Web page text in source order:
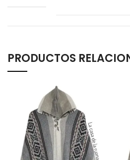
PRODUCTOS